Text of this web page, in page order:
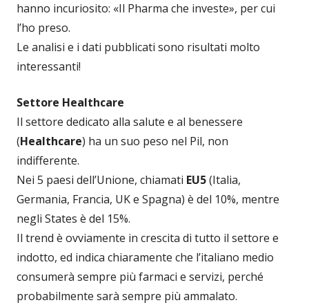
hanno incuriosito: «Il Pharma che investe», per cui
l’ho preso.
Le analisi e i dati pubblicati sono risultati molto
interessanti!
Settore Healthcare
Il settore dedicato alla salute e al benessere
(Healthcare) ha un suo peso nel Pil, non
indifferente.
Nei 5 paesi dell’Unione, chiamati EU5(Italia,
Germania, Francia, UK e Spagna) è del 10%, mentre
negli States è del 15%.
Il trend è ovviamente in crescita di tutto il settore e
indotto, ed indica chiaramente che l’italiano medio
consumerà sempre più farmaci e servizi, perché
probabilmente sarà sempre più ammalato.